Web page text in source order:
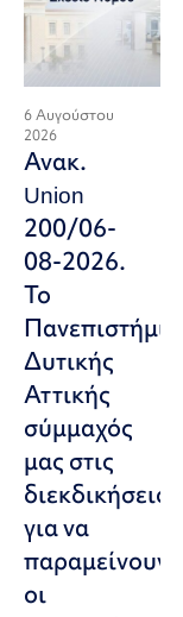
6 Αυγούστου
2026
Ανακ.
Union
200/06-
08-2026.
Το
Πανεπιστήμιο
Δυτικής
Αττικής
σύμμαχός
μας στις
διεκδικήσεις,
για να
παραμείνουν
οι